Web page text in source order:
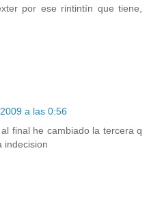
por ese rintintín que tiene,
a las 0:56
final he cambiado la tercera q
indecision